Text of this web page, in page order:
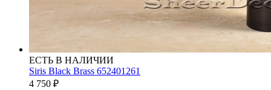
ЕСТЬ В НАЛИЧИИ
Siris Black Brass 652401261
4 750 ₽